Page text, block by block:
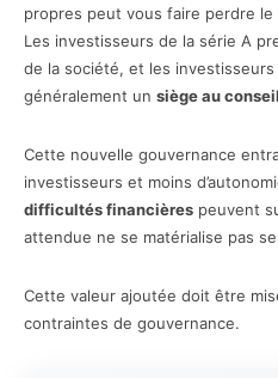
propres peut vous faire perdre
Les investisseurs de la série A
de la société, et les
généralement un siège au
Cette nouvelle gouvernance
investisseurs et moins
difficultés financières peuvent
attendue ne se matérialise pas
Cette valeur ajoutée doit être
contraintes de gouvernance.